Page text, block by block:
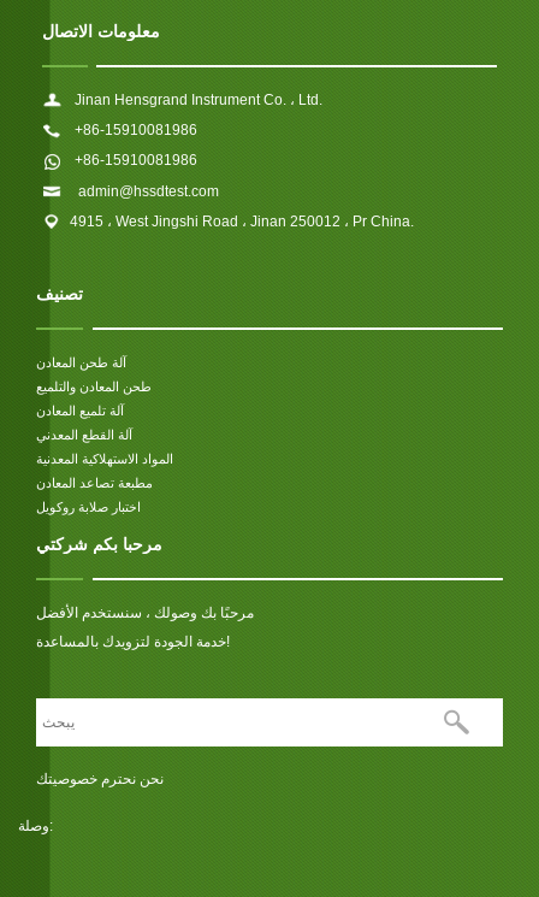
معلومات الاتصال
Jinan Hensgrand Instrument Co. ، Ltd.
+86-15910081986
+86-15910081986
admin@hssdtest.com
4915 ، West Jingshi Road ، Jinan 250012 ، Pr China.
تصنيف
آلة طحن المعادن
طحن المعادن والتلميع
آلة تلميع المعادن
آلة القطع المعدني
المواد الاستهلاكية المعدنية
مطبعة تصاعد المعادن
اختبار صلابة روكويل
مرحبا بكم شركتي
مرحبًا بك وصولك ، سنستخدم الأفضل
خدمة الجودة لتزويدك بالمساعدة!
نحن نحترم خصوصيتك
وصلة: